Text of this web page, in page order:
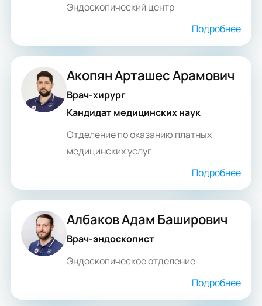
Эндоскопический центр
Подробнее
Акопян Арташес Арамович
Врач-хирург
Кандидат медицинских наук
Отделение по оказанию платных
медицинских услуг
Подробнее
Албаков Адам Баширович
Врач-эндоскопист
Эндоскопическое отделение
Подробнее